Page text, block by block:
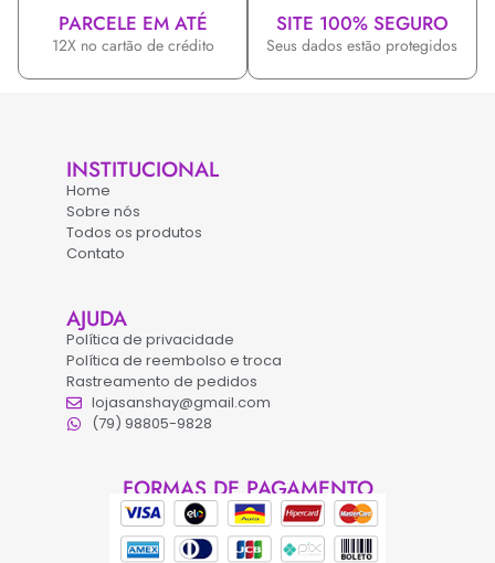
PARCELE EM ATÉ
12X no cartão de crédito
SITE 100% SEGURO
Seus dados estão protegidos
INSTITUCIONAL
Home
Sobre nós
Todos os produtos
Contato
AJUDA
Política de privacidade
Política de reembolso e troca
Rastreamento de pedidos
lojasanshay@gmail.com
(79) 98805-9828
FORMAS DE PAGAMENTO